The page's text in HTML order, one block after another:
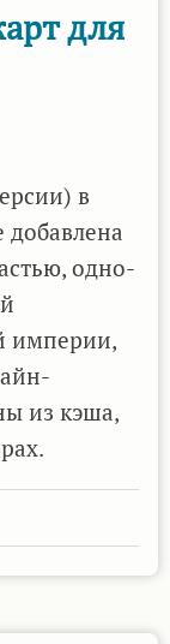
для
в
добавлена
одно-
империи,
из кэша,